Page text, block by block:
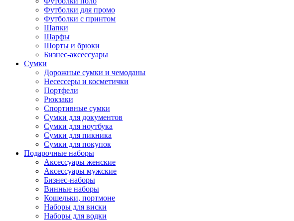
Футболки для промо
Футболки с принтом
Шапки
Шарфы
Шорты и брюки
Бизнес-аксессуары
Сумки
Дорожные сумки и чемоданы
Несессеры и косметички
Портфели
Рюкзаки
Спортивные сумки
Сумки для документов
Сумки для ноутбука
Сумки для пикника
Сумки для покупок
Подарочные наборы
Аксессуары женские
Аксессуары мужские
Бизнес-наборы
Винные наборы
Кошельки, портмоне
Наборы для виски
Наборы для водки